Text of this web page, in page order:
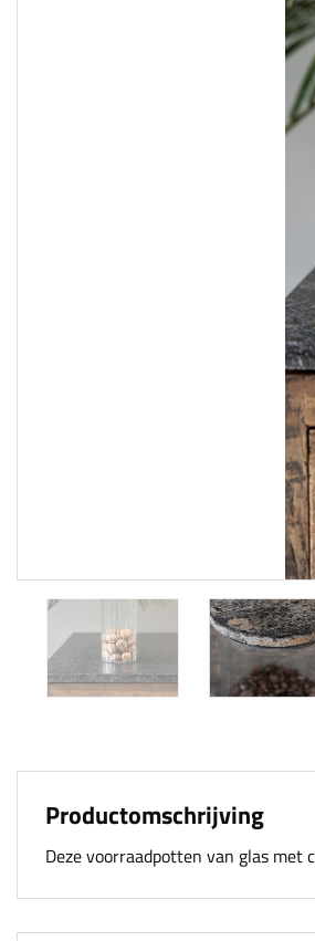
Productomschrijving
Deze voorraadpotten van glas